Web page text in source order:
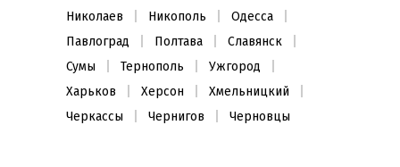
Николаев
Никополь
Одесса
Павлоград
Полтава
Славянск
Сумы
Тернополь
Ужгород
Харьков
Херсон
Хмельницкий
Черкассы
Чернигов Черновцы